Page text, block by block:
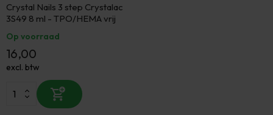
Crystal Nails 3 step Crystalac
3S49 8 ml - TPO/HEMA vrij
Op voorraad
16,00
excl. btw